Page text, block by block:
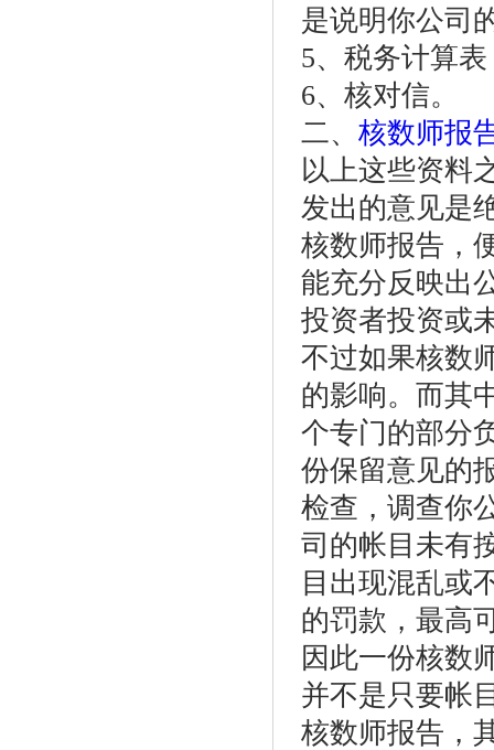
是说明你公司
5、税务计算表
6、核对信。
二、 核数师报
以上这些资料
发出的意见是
核数师报告，
能充分反映出
投资者投资或
不过如果核数
的影响。而其
个专门的部分
份保留意见的
检查，调查你
司的帐目未有
目出现混乱或
的罚款，最高
因此一份核数
并不是只要帐
核数师报告，